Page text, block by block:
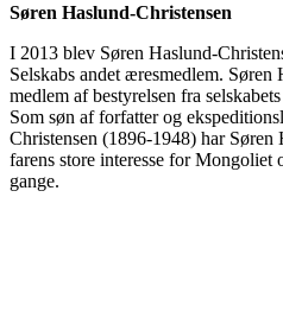
Søren Haslund-Christensen
I 2013 blev Søren Haslund-
Selskabs andet æresmedlem.
medlem af bestyrelsen fra
Som søn af forfatter og
Christensen (1896-1948) har
farens store interesse for Mongoliet
gange.